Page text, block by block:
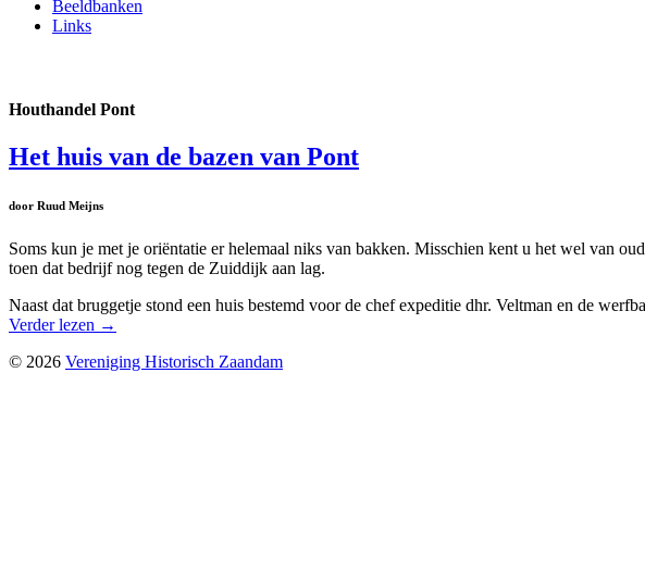
Beeldbanken
Links
Houthandel Pont
Het huis van de bazen van Pont
door Ruud Meijns
Soms kun je met je oriëntatie er helemaal niks van bakken. Misschien kent u het wel van
toen dat bedrijf nog tegen de Zuiddijk aan lag.
Naast dat bruggetje stond een huis bestemd voor de chef expeditie dhr. Veltman en de
Verder lezen →
© 2026 Vereniging Historisch Zaandam